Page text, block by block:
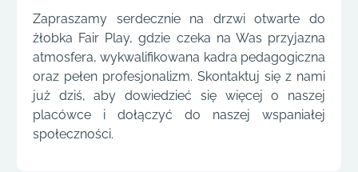
Zapraszamy serdecznie na drzwi otwarte do
żłobka Fair Play, gdzie czeka na Was przyjazna
atmosfera, wykwalifikowana kadra pedagogiczna
oraz pełen profesjonalizm. Skontaktuj się z nami
już dziś, aby dowiedzieć się więcej o naszej
placówce i dołączyć do naszej wspaniałej
społeczności.